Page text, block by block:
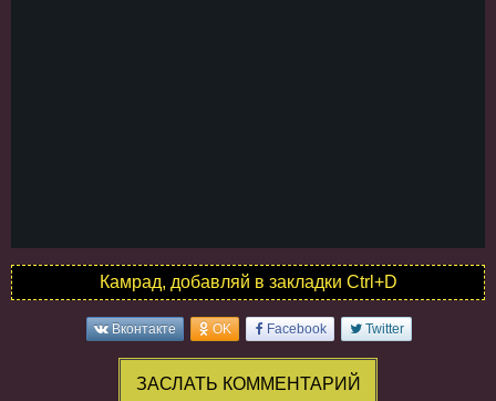
Камрад, добавляй в закладки Ctrl+D
Вконтакте OK Facebook Twitter
ЗАСЛАТЬ КОММЕНТАРИЙ